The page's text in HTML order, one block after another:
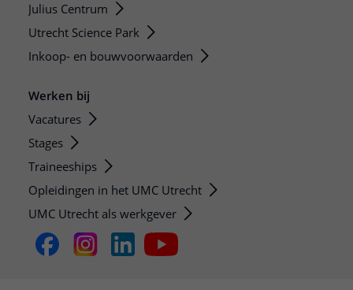
Julius Centrum
Utrecht Science Park
Inkoop- en bouwvoorwaarden
Werken bij
Vacatures
Stages
Traineeships
Opleidingen in het UMC Utrecht
UMC Utrecht als werkgever